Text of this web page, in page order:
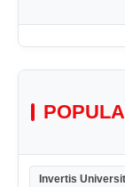
Invertis